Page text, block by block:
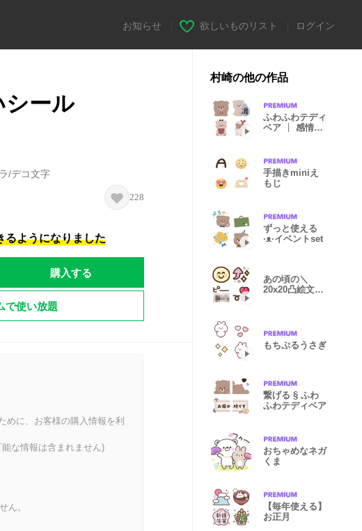
お知らせ 欲しいものリスト ログイン
ール
/デコ文字
228
るようになりました
購入する
で使い放題
めに、お客様の購入情報を利
な情報は含まれません)
ん。
村崎の他の作品
ふわふわテディ
ベア ┊ 感情・
手描きminiえ
もじ
ずっと使える
·ᴥ·イベントset
あの頃の＼
20x20凸絵文字
もちぷるうさぎ
繋げる § ふわ
ふわテディベア
おちゃめなネガ
くま
【毎年使える】
お正月